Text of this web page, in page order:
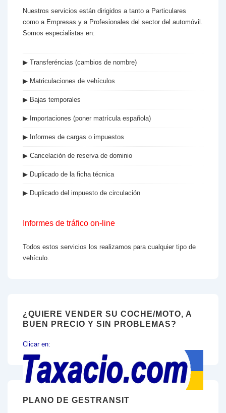
Nuestros servicios están dirigidos a tanto a Particulares
como a Empresas y a Profesionales del sector del automóvil.
Somos especialistas en:
▶ Transferéncias (cambios de nombre)
▶ Matriculaciones de vehículos
▶ Bajas temporales
▶ Importaciones (poner matrícula española)
▶ Informes de cargas o impuestos
▶ Cancelación de reserva de dominio
▶ Duplicado de la ficha técnica
▶ Duplicado del impuesto de circulación
Informes de tráfico on-line
Todos estos servicios los realizamos para cualquier tipo de
vehículo.
¿QUIERE VENDER SU COCHE/MOTO, A
BUEN PRECIO Y SIN PROBLEMAS?
Clicar en:
PLANO DE GESTRANSIT